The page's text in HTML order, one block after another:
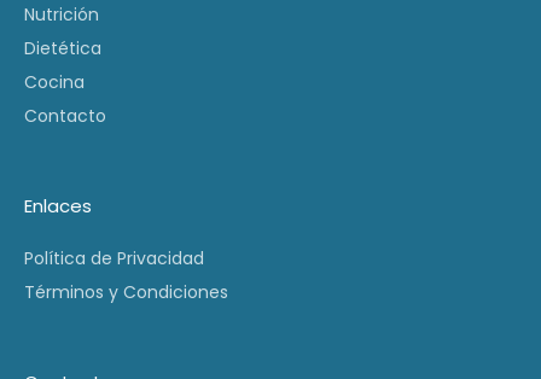
Nutrición
Dietética
Cocina
Contacto
Enlaces
Política de Privacidad
Términos y Condiciones